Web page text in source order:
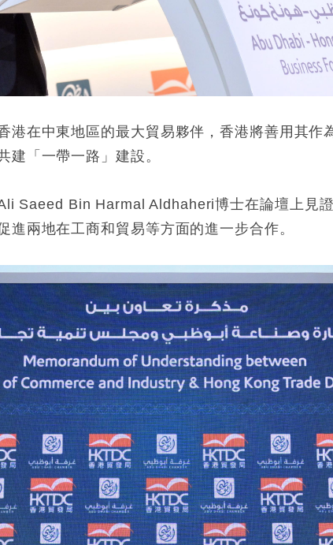
港在中東地區的最大貿易夥伴，香港將善用其作
建「一帶一路」建設。
Saeed Bin Harmal Aldhaheri博士在論壇上見
兩地在工商和貿易等方面的進一步合作。